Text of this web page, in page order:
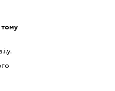
тому